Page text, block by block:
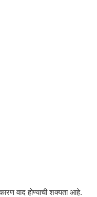
वाद होण्याची शक्यता आहे.